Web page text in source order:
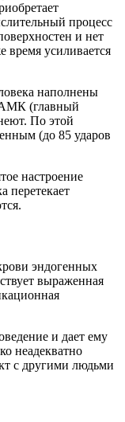
процесс
и нет
время усиливается
наполнены
(главный
По этой
(до 85 ударов
настроение
перетекает
эндогенных
выраженная
и дает ему
неадекватно
с другими людьми